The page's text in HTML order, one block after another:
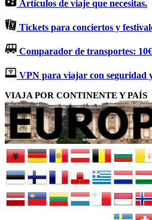
Artículos de viaje que necesitas.
Tickets para conciertos y
Comparador de transportes:
VPN para viajar con seguridad
VIAJA POR CONTINENTE Y PAÍS